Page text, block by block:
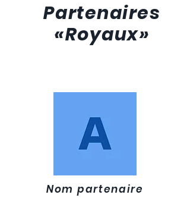
Partenaires
«Royaux»
Nom partenaire